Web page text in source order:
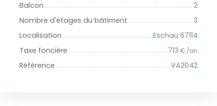
Balcon
2
Nombre d'étages du bâtiment
3
Localisation
Eschau 67114
Taxe foncière
713 € /an
Référence VA2042